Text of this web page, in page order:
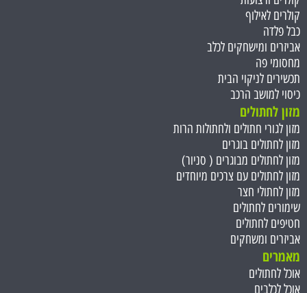
קולרים לאילוף
כבל פלדה
אביזרים ומישחקים לכלב
מחסומי פה
תכשירים לניקוי הבית
כיסוי למושב הרכב
מזון לחתולים
מזון לגורי חתולים ולחתולות הרות
מזון לחתולים בוגרים
מזון לחתולים מבוגרים ( סניור)
מזון לחתולים עם צרכים מיוחדים
מזון לחתולי חצר
שימורים לחתולים
חטיפים לחתולים
אביזרים ומשחקים
מאמרים
אוכל לחתולים
אוכל לכלבים